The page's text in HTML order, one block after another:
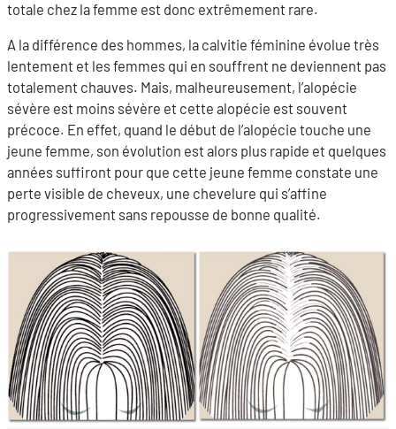
totale chez la femme est donc extrêmement rare.
A la différence des hommes, la calvitie féminine évolue très
lentement et les femmes qui en souffrent ne deviennent pas
totalement chauves. Mais, malheureusement, l’alopécie
sévère est moins sévère et cette alopécie est souvent
précoce. En effet, quand le début de l’alopécie touche une
jeune femme, son évolution est alors plus rapide et quelques
années suffiront pour que cette jeune femme constate une
perte visible de cheveux, une chevelure qui s’affine
progressivement sans repousse de bonne qualité.